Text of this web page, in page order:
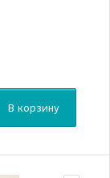
В корзину